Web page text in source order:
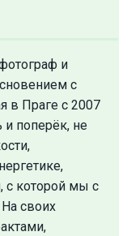
и
с
в Праге с 2007
и поперёк, не
с которой мы с
своих